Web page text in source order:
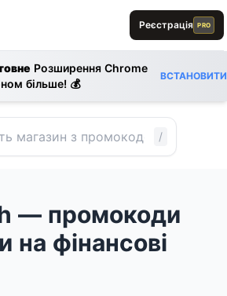
A
цін і знижки
Реєстрація PRO
Розширення Chrome
більше! 💰
ВСТАНОВИТИ
/
— промокоди
на фінансові